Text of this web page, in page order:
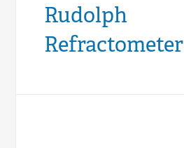
Rudolph
Refractometer